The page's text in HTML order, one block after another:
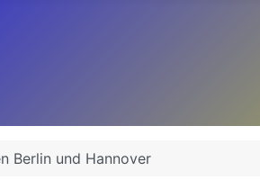
Berlin und Hannover